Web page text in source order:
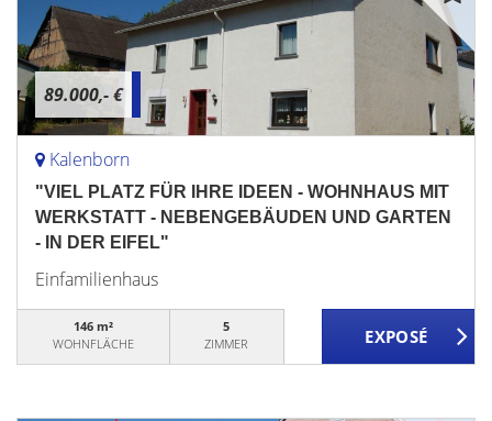
89.000,- €
Kalenborn
"VIEL PLATZ FÜR IHRE IDEEN - WOHNHAUS MIT
WERKSTATT - NEBENGEBÄUDEN UND GARTEN
- IN DER EIFEL"
Einfamilienhaus
146 m²
WOHNFLÄCHE
5
ZIMMER